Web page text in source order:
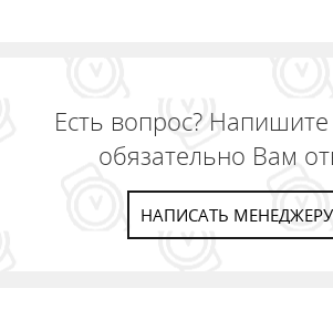
Есть вопрос?
обязательно Вам
НАПИСАТЬ МЕНЕДЖЕРУ